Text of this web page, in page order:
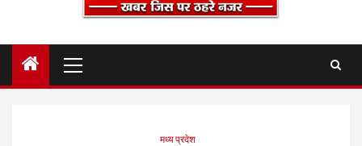
Menu
मध्य प्रदेश